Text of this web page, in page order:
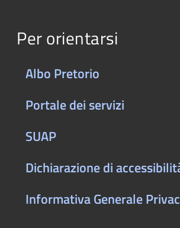
Per orientarsi
Albo Pretorio
Portale dei servizi
SUAP
Dichiarazione di
Informativa Generale